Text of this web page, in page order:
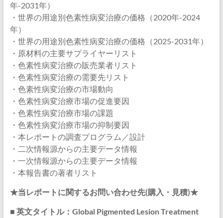
年-2031年）
・世界の用途別色素性病変治療の価格（2020年-2024
年）
・世界の用途別色素性病変治療の価格（2025-2031年）
・原材料の主要サプライヤーリスト
・色素性病変治療の販売業者リスト
・色素性病変治療の需要先リスト
・色素性病変治療の市場動向
・色素性病変治療市場の促進要因
・色素性病変治療市場の課題
・色素性病変治療市場の抑制要因
・本レポートの調査プログラム／設計
・二次情報源からの主要データ情報
・一次情報源からの主要データ情報
・本報告書の著者リスト
★当レポートに関するお問い合わせ先(購入・見積)★
■ 英文タイトル：Global Pigmented Lesion Treatment